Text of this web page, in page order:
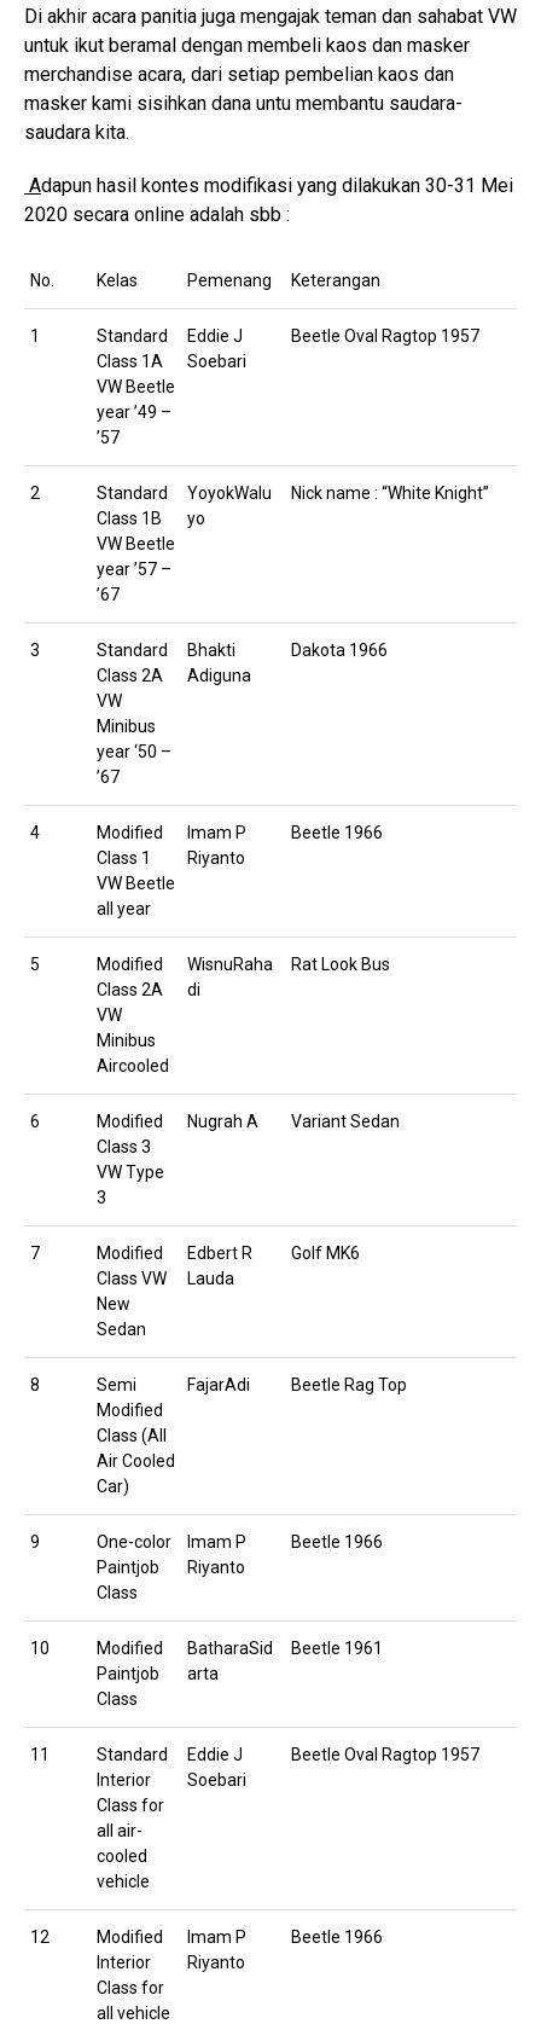
Di akhir acara panitia juga mengajak teman dan sahabat VW
untuk ikut beramal dengan membeli kaos dan masker
merchandise acara, dari setiap pembelian kaos dan
masker kami sisihkan dana untu membantu saudara-
saudara kita.
Adapun hasil kontes modifikasi yang dilakukan 30-31 Mei
2020 secara online adalah sbb :
No. Kelas Pemenang Keterangan
1
Standard
Class 1A
VW Beetle
year ’49 –
’57
Eddie J
Soebari
Beetle Oval Ragtop 1957
2
Standard
Class 1B
VW Beetle
year ’57 –
’67
YoyokWalu
yo
Nick name : “White Knight”
3
Standard
Class 2A
VW
Minibus
year ‘50 –
’67
Bhakti
Adiguna
Dakota 1966
4
Modified
Class 1
VW Beetle
all year
Imam P
Riyanto
Beetle 1966
5
Modified
Class 2A
VW
Minibus
Aircooled
WisnuRaha
di
Rat Look Bus
6
Modified
Class 3
VW Type
3
Nugrah A Variant Sedan
7
Modified
Class VW
New
Sedan
Edbert R
Lauda
Golf MK6
8
Semi
Modified
Class (All
Air Cooled
Car)
FajarAdi Beetle Rag Top
9
One-color
Paintjob
Class
Imam P
Riyanto
Beetle 1966
10
Modified
Paintjob
Class
BatharaSid
arta
Beetle 1961
11
Standard
Interior
Class for
all air-
cooled
vehicle
Eddie J
Soebari
Beetle Oval Ragtop 1957
12
Modified
Interior
Class for
all vehicle
Imam P
Riyanto
Beetle 1966